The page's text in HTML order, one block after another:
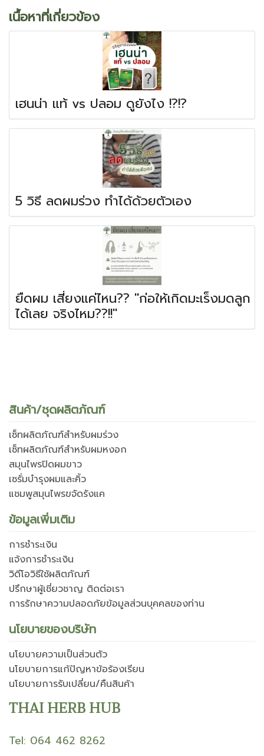
เนื้อหาที่เกี่ยวข้อง
เฮนน่า แท้ vs ปลอม ดูยังไง !?!?
5 วิธี ลดผมร่วง ทำได้ด้วยตัวเอง
ยืดผม เสี่ยงแค่ไหน?? "ก่อให้เกิดมะเร็งมดลูก
ได้เลย จริงไหม??!!"
สินค้า/ชุดผลิตภัณฑ์
เซ็ทผลิตภัณฑ์สำหรับผมร่วง
เซ็ทผลิตภัณฑ์สำหรับผมหงอก
สมุนไพรปิดผมขาว
เซรั่มบำรุงผมและคิ้ว
แชมพูสมุนไพรขจัดรังแค
ข้อมูลเพิ่มเติม
การชำระเงิน
แจ้งการชำระเงิน
วิดีโอวิธีใช้ผลิตภัณฑ์
ปรึกษาผู้เชี่ยวชาญ ติดต่อเรา
การรักษาความปลอดภัยข้อมูลส่วนบุคคลของท่าน
นโยบายของบริษัท
นโยบายความเป็นส่วนตัว
นโยบายการแก้ปัญหาข้อร้องเรียน
นโยบายการรับเปลี่ยน/คืนสินค้า
THAI HERB HUB
Tel: 064 462 8262